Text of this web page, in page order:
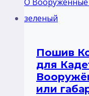
Пошив
для
или